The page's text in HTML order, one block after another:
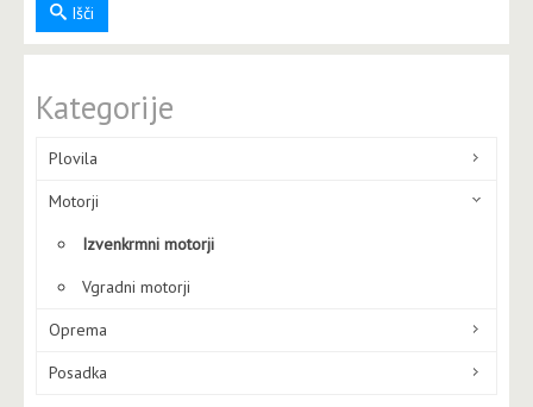
Išči
Kategorije
Plovila
Motorji
Izvenkrmni motorji
Vgradni motorji
Oprema
Posadka